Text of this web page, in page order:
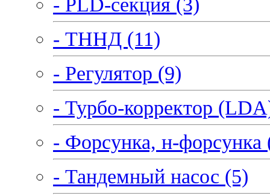
- ТННД (11)
- Регулятор (9)
- Турбо-корректор
- Форсунка, н-форсунка
- Тандемный насос (5)